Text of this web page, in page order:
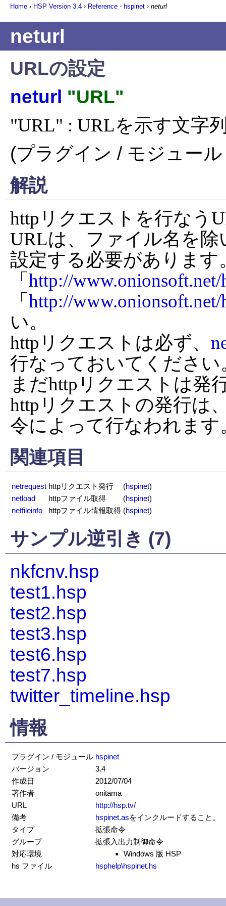
Home › HSP Version 3.4 › Reference - hspinet › neturl
neturl
URLの設定
neturl "URL"
"URL" : URLを示す文字
(プラグイン / モジュー
解説
httpリクエストを行なう
URLは、ファイル名を
設定する必要があります
「 http://
「 http://www.onionsoft.net/
い。
httpリクエストは必ず、
行なっておいてください
まだhttpリクエストは発
httpリクエストの発行は
令によって行なわれます
関連項目
netrequest httpリクエスト発行 (hspinet)
netload
httpファイル取得 (hspinet)
netfileinfo
httpファイル情報取得 (hspinet)
サンプル逆引き (7)
nkfcnv.hsp
test1.hsp
test2.hsp
test3.hsp
test6.hsp
test7.hsp
twitter_timeline.hsp
情報
プラグイン / モジュール hspinet
バージョン
3.4
作成日
2012/07/04
著作者
onitama
URL
http://hsp.tv/
備考
hspinet.asをインクルードすること。
タイプ
拡張命令
グループ
拡張入出力制御命令
対応環境
Windows 版 HSP
hs ファイル
hsphelp\hspinet.hs